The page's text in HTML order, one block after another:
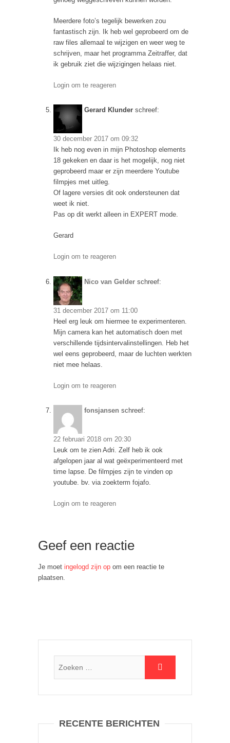
Meerdere foto’s tegelijk bewerken zou
fantastisch zijn. Ik heb wel geprobeerd om de
raw files allemaal te wijzigen en weer weg te
schrijven, maar het programma Zeitraffer, dat
ik gebruik ziet die wijzigingen helaas niet.
Login om te reageren
Gerard Klunder schreef:
30 december 2017 om 09:32
Ik heb nog even in mijn Photoshop elements
18 gekeken en daar is het mogelijk, nog niet
geprobeerd maar er zijn meerdere Youtube
filmpjes met uitleg.
Of lagere versies dit ook ondersteunen dat
weet ik niet.
Pas op dit werkt alleen in EXPERT mode.
Gerard
Login om te reageren
Nico van Gelder schreef:
31 december 2017 om 11:00
Heel erg leuk om hiermee te experimenteren.
Mijn camera kan het automatisch doen met
verschillende tijdsintervalinstellingen. Heb het
wel eens geprobeerd, maar de luchten werkten
niet mee helaas.
Login om te reageren
fonsjansen schreef:
22 februari 2018 om 20:30
Leuk om te zien Adri. Zelf heb ik ook
afgelopen jaar al wat geëxperimenteerd met
time lapse. De filmpjes zijn te vinden op
youtube. bv. via zoekterm fojafo.
Login om te reageren
Geef een reactie
Je moet ingelogd zijn op om een reactie te
plaatsen.
RECENTE BERICHTEN